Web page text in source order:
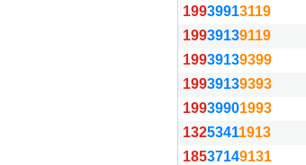
19939913119
19939139119
19939139399
19939139393
19939901993
13253411913
18537149131